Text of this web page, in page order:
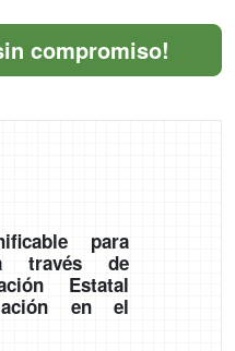
compromiso!
para
través de
Estatal
en el